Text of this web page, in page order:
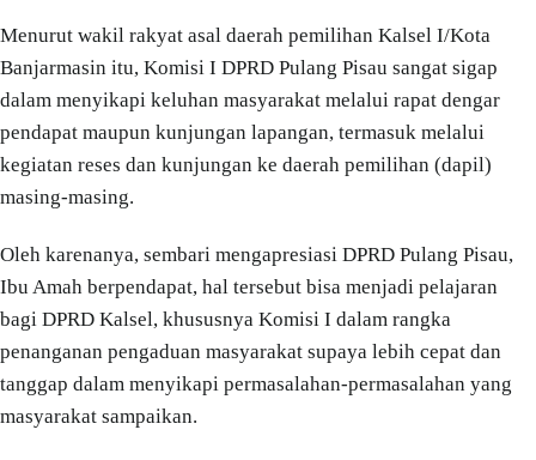
Menurut wakil rakyat asal daerah pemilihan Kalsel I/Kota
Banjarmasin itu, Komisi I DPRD Pulang Pisau sangat sigap
dalam menyikapi keluhan masyarakat melalui rapat dengar
pendapat maupun kunjungan lapangan, termasuk melalui
kegiatan reses dan kunjungan ke daerah pemilihan (dapil)
masing-masing.
Oleh karenanya, sembari mengapresiasi DPRD Pulang Pisau,
Ibu Amah berpendapat, hal tersebut bisa menjadi pelajaran
bagi DPRD Kalsel, khususnya Komisi I dalam rangka
penanganan pengaduan masyarakat supaya lebih cepat dan
tanggap dalam menyikapi permasalahan-permasalahan yang
masyarakat sampaikan.